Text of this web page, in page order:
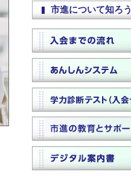
市進について知ろう